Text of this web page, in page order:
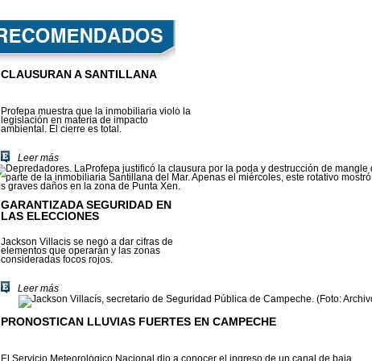
CLAUSURAN A SANTILLANA
Profepa muestra que la inmobiliaria violó la
legislación en materia de impacto
ambiental. El cierre es total.
Leer más
GARANTIZADA SEGURIDAD EN
LAS ELECCIONES
Jackson Villacís se negó a dar cifras de
elementos que operarán y las zonas
consideradas focos rojos.
Leer más
PRONOSTICAN LLUVIAS FUERTES EN CAMPECHE
El Servicio Meteorológico Nacional dio a conocer el ingreso de un canal de baja